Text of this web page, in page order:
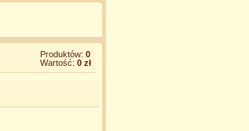
Produktów: 0
Wartość: 0 zł